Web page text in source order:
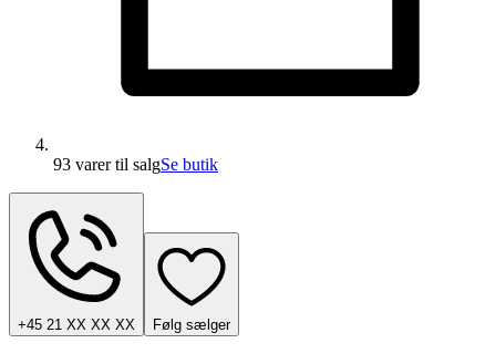
93 varertil salgSe butik
+45 21 XX XX XX Følg sælger